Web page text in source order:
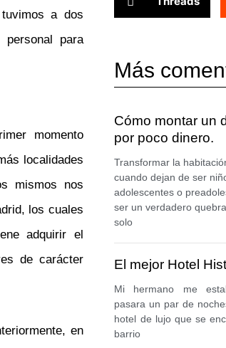
a dos
para
momento
localidades
mismos nos
los cuales
adquirir el
de carácter
en
Más
Cómo montar un
por poco dinero.
Transformar la
cuando dejan de ser
adolescentes o
ser un verdadero
solo
El mejor Hotel
Mi hermano me
pasara un par de
hotel de lujo que se
barrio